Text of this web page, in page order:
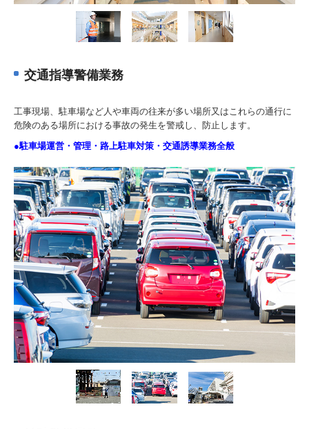
交通指導警備業務
工事現場、駐車場など人や車両の往来が多い場所又はこれらの通行に
危険のある場所における事故の発生を警戒し、防止します。
●駐車場運営・管理・路上駐車対策・交通誘導業務全般